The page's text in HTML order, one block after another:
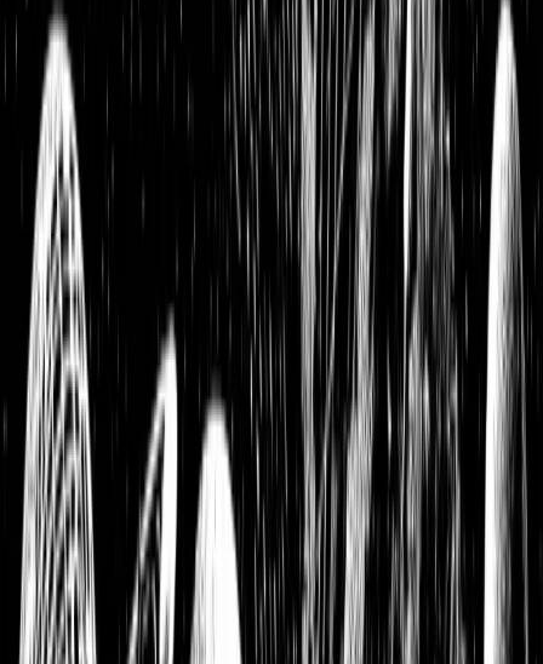
Adobe Update: Adobe kauft figma und die Aktie verliert 17
% — wir erklären Hintergründe und Investmentstrategie